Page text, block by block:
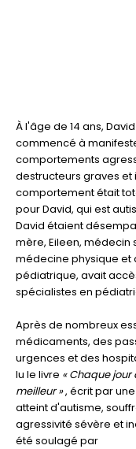
À l'âge de 14 ans,
commencé à
comportements
destructeurs graves et
comportement était
pour David, qui est
David étaient
mère, Eileen, médecin
médecine physique et
pédiatrique, avait
spécialistes en
Après de nombreux
médicaments, des
urgences et des
lu le livre « Chaque
meilleur », écrit par
atteint d'autisme,
agressivité sévère et
été soulagé par